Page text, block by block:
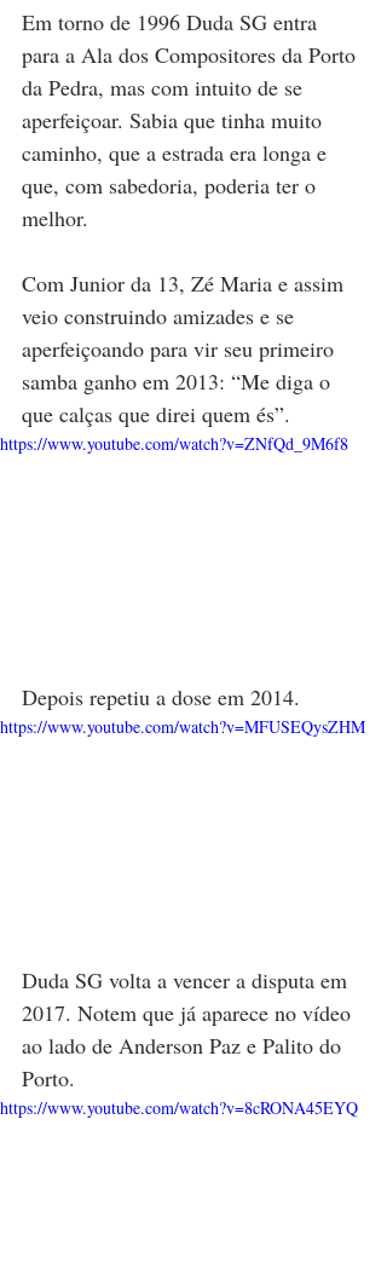
Em torno de 1996 Duda SG entra
para a Ala dos Compositores da Porto
da Pedra, mas com intuito de se
aperfeiçoar. Sabia que tinha muito
caminho, que a estrada era longa e
que, com sabedoria, poderia ter o
melhor.
Com Junior da 13, Zé Maria e assim
veio construindo amizades e se
aperfeiçoando para vir seu primeiro
samba ganho em 2013: “Me diga o
que calças que direi quem és”.
https://www.youtube.com/watch?v=ZNfQd_9M6f8
Depois repetiu a dose em 2014.
https://www.youtube.com/watch?v=MFUSEQysZHM
Duda SG volta a vencer a disputa em
2017. Notem que já aparece no vídeo
ao lado de Anderson Paz e Palito do
Porto.
https://www.youtube.com/watch?v=8cRONA45EYQ